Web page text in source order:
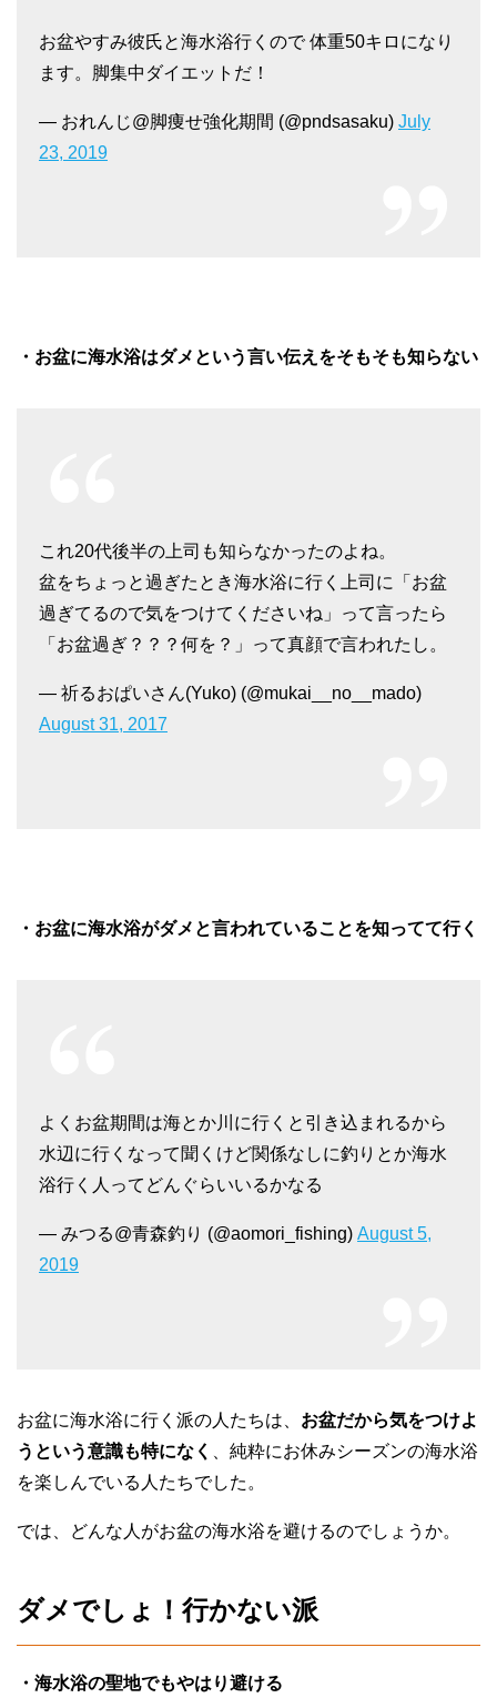
お盆やすみ彼氏と海水浴行くので 体重50キロになり
ます。脚集中ダイエットだ！
— おれんじ@脚痩せ強化期間 (@pndsasaku) July
23, 2019
・お盆に海水浴はダメという言い伝えをそもそも知らない
これ20代後半の上司も知らなかったのよね。
盆をちょっと過ぎたとき海水浴に行く上司に「お盆
過ぎてるので気をつけてくださいね」って言ったら
「お盆過ぎ？？？何を？」って真顔で言われたし。
— 祈るおぱいさん(Yuko) (@mukai__no__mado)
August 31, 2017
・お盆に海水浴がダメと言われていることを知ってて行く
よくお盆期間は海とか川に行くと引き込まれるから
水辺に行くなって聞くけど関係なしに釣りとか海水
浴行く人ってどんぐらいいるかなる
— みつる@青森釣り (@aomori_fishing) August 5,
2019
お盆に海水浴に行く派の人たちは、 お盆だから気をつけよ
うという意識も特になく
、純粋にお休みシーズンの海水浴
を楽しんでいる人たちでした。
では、どんな人がお盆の海水浴を避けるのでしょうか。
ダメでしょ！行かない派
・海水浴の聖地でもやはり避ける